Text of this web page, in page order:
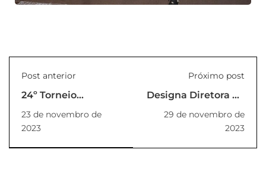
Post anterior
24º Torneio
Unilins
23 de novembro de
2023
Próximo post
Designa Diretora do
de Lins – CETECLins
da Fundação
Paulista de
29 de novembro de
2023